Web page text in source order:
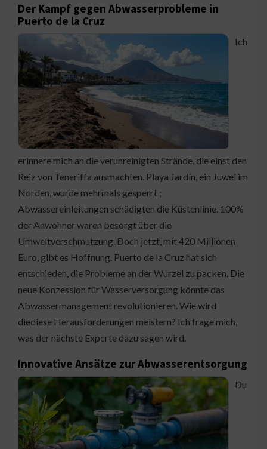
Der Kampf gegen Abwasserprobleme in
Puerto de la Cruz
Ich
erinnere mich an die verunreinigten Strände, die einst den
Reiz von Teneriffa ausmachten. Playa Jardín, ein Juwel im
Norden, wurde mehrmals gesperrt ;
Abwassereinleitungen schädigten die Küstenlinie. 100%
der Anwohner waren besorgt über die
Umweltverschmutzung. Doch jetzt, mit 420 Millionen
Euro, gibt es Hoffnung. Puerto de la Cruz hat sich
entschieden, die Probleme an der Wurzel zu packen. Die
neue Konzession für Wasserversorgung könnte das
Abwassermanagement revolutionieren. Wie wird
diediese Herausforderungen meistern? Ich frage mich,
was der nächste Experte dazu sagen wird.
Innovative Ansätze zur Abwasserentsorgung
Du